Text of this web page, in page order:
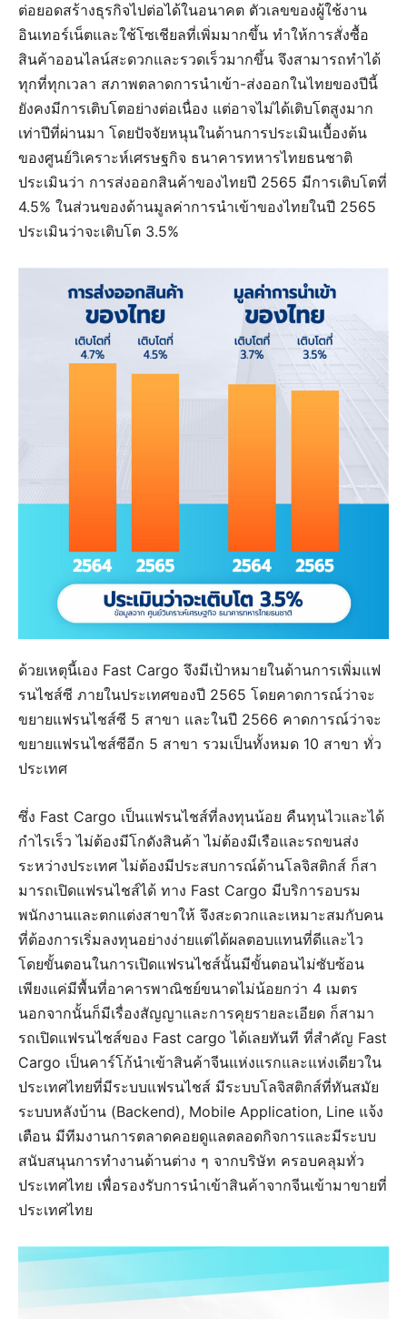
ต่อยอดสร้างธุรกิจไปต่อได้ในอนาคต ตัวเลขของผู้ใช้งาน
อินเทอร์เน็ตและใช้โซเชียลที่เพิ่มมากขึ้น ทำให้การสั่งซื้อ
สินค้าออนไลน์สะดวกและรวดเร็วมากขึ้น จึงสามารถทำได้
ทุกที่ทุกเวลา สภาพตลาดการนำเข้า-ส่งออกในไทยของปีนี้
ยังคงมีการเติบโตอย่างต่อเนื่อง แต่อาจไม่ได้เติบโตสูงมาก
เท่าปีที่ผ่านมา โดยปัจจัยหนุนในด้านการประเมินเบื้องต้น
ของศูนย์วิเคราะห์เศรษฐกิจ ธนาคารทหารไทยธนชาติ
ประเมินว่า การส่งออกสินค้าของไทยปี 2565 มีการเติบโตที่
4.5% ในส่วนของด้านมูลค่าการนำเข้าของไทยในปี 2565
ประเมินว่าจะเติบโต 3.5%
ด้วยเหตุนี้เอง Fast Cargo จึงมีเป้าหมายในด้านการเพิ่มแฟ
รนไชส์ซี ภายในประเทศของปี 2565 โดยคาดการณ์ว่าจะ
ขยายแฟรนไชส์ซี 5 สาขา และในปี 2566 คาดการณ์ว่าจะ
ขยายแฟรนไชส์ซีอีก 5 สาขา รวมเป็นทั้งหมด 10 สาขา ทั่ว
ประเทศ
ซึ่ง Fast Cargo เป็นแฟรนไชส์ที่ลงทุนน้อย คืนทุนไวและได้
กำไรเร็ว ไม่ต้องมีโกดังสินค้า ไม่ต้องมีเรือและรถขนส่ง
ระหว่างประเทศ ไม่ต้องมีประสบการณ์ด้านโลจิสติกส์ ก็สา
มารถเปิดแฟรนไชส์ได้ ทาง Fast Cargo มีบริการอบรม
พนักงานและตกแต่งสาขาให้ จึงสะดวกและเหมาะสมกับคน
ที่ต้องการเริ่มลงทุนอย่างง่ายแต่ได้ผลตอบแทนที่ดีและไว
โดยขั้นตอนในการเปิดแฟรนไชส์นั้นมีขั้นตอนไม่ซับซ้อน
เพียงแค่มีพื้นที่อาคารพาณิชย์ขนาดไม่น้อยกว่า 4 เมตร
นอกจากนั้นก็มีเรื่องสัญญาและการคุยรายละเอียด ก็สามา
รถเปิดแฟรนไชส์ของ Fast cargo ได้เลยทันที ที่สำคัญ Fast
Cargo เป็นคาร์โก้นำเข้าสินค้าจีนแห่งแรกและแห่งเดียวใน
ประเทศไทยที่มีระบบแฟรนไชส์ มีระบบโลจิสติกส์ที่ทันสมัย
ระบบหลังบ้าน (Backend), Mobile Application, Line แจ้ง
เตือน มีทีมงานการตลาดคอยดูแลตลอดกิจการและมีระบบ
สนับสนุนการทำงานด้านต่าง ๆ จากบริษัท ครอบคลุมทั่ว
ประเทศไทย เพื่อรองรับการนำเข้าสินค้าจากจีนเข้ามาขายที่
ประเทศไทย